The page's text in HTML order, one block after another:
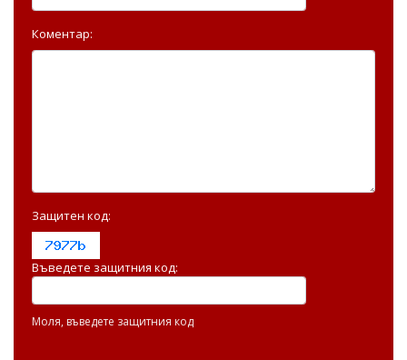
Коментар:
Защитен код:
Въведете защитния код:
Моля, въведете защитния код